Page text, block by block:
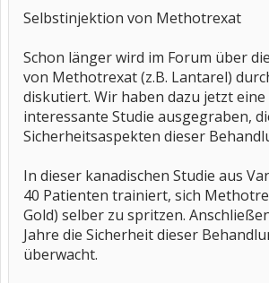
Selbstinjektion von Methotrexat
Schon länger wird im Forum über
von Methotrexat (z.B. Lantarel)
diskutiert. Wir haben dazu jetzt
interessante Studie ausgegraben,
Sicherheitsaspekten dieser
In dieser kanadischen Studie aus
40 Patienten trainiert, sich
Gold) selber zu spritzen.
Jahre die Sicherheit dieser
überwacht.